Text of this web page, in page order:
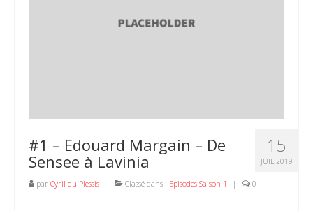
15
JUIL 2019
#1 – Edouard Margain – De
Sensee à Lavinia
par Cyril du Plessis | Classé dans : Episodes Saison 1 | 0